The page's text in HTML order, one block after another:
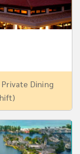
Dining